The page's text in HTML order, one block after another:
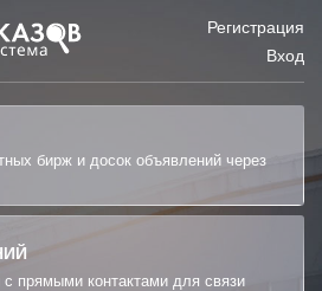
Регистрация
Вход
бирж и досок объявлений через
прямыми контактами для связи